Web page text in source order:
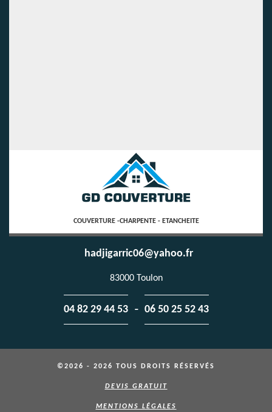
COUVERTURE -CHARPENTE - ETANCHEITE
hadjigarric06@yahoo.fr
83000 Toulon
04 82 29 44 53 - 06 50 25 52 43
©2026 - 2026 TOUS DROITS RÉSERVÉS
DEVIS GRATUIT
MENTIONS LÉGALES